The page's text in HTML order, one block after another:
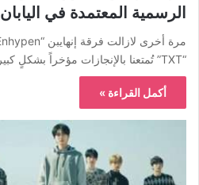
الرسمية المعتمدة في اليابان
“TXT” تُمتعنا بالإنجازات مؤخراً بشكلٍ كبير، إذ أنهم قد…
أكمل القراءة »